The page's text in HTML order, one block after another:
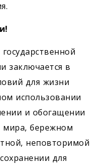
заключается в
для жизни
использовании
и обогащении
мира, бережном
неповторимой
для